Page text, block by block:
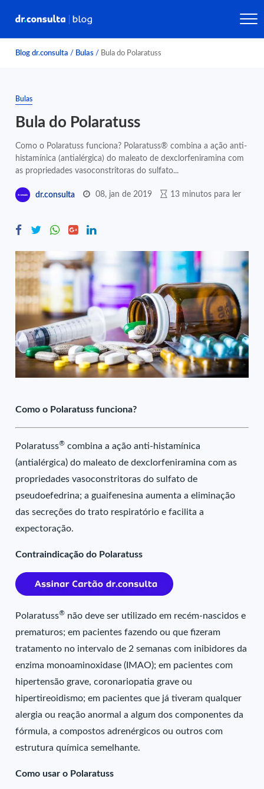
Blog dr.consulta / Bulas / Bula do Polaratuss
Bulas
Bula do Polaratuss
Como o Polaratuss funciona? Polaratuss® combina a ação anti-
histamínica (antialérgica) do maleato de dexclorfeniramina com
as propriedades vasoconstritoras do sulfato...
dr.consulta 08, jan de 2019 13 minutos para ler
Como o Polaratuss funciona?
Polaratuss® combina a ação anti-histamínica
(antialérgica) do maleato de dexclorfeniramina com as
propriedades vasoconstritoras do sulfato de
pseudoefedrina; a guaifenesina aumenta a eliminação
das secreções do trato respiratório e facilita a
expectoração.
Contraindicação do Polaratuss
Polaratuss® não deve ser utilizado em recém-nascidos e
prematuros; em pacientes fazendo ou que fizeram
tratamento no intervalo de 2 semanas com inibidores da
enzima monoaminoxidase (IMAO); em pacientes com
hipertensão grave, coronariopatia grave ou
hipertireoidismo; em pacientes que já tiveram qualquer
alergia ou reação anormal a algum dos componentes da
fórmula, a compostos adrenérgicos ou outros com
estrutura química semelhante.
Como usar o Polaratuss